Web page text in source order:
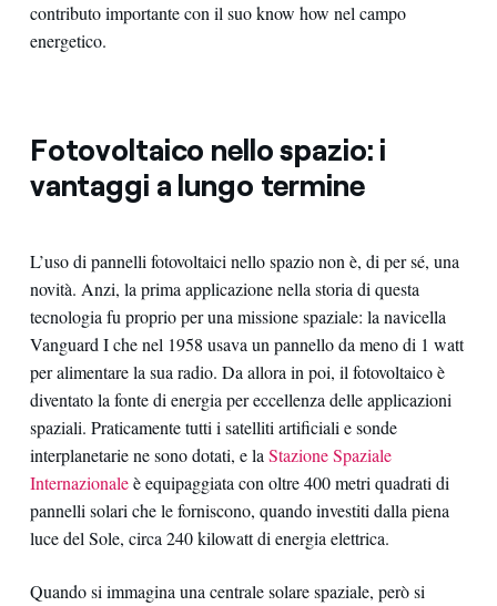
contributo importante con il suo know how nel campo
energetico.
Fotovoltaico nello spazio: i
vantaggi a lungo termine
L’uso di pannelli fotovoltaici nello spazio non è, di per sé, una
novità. Anzi, la prima applicazione nella storia di questa
tecnologia fu proprio per una missione spaziale: la navicella
Vanguard I che nel 1958 usava un pannello da meno di 1 watt
per alimentare la sua radio. Da allora in poi, il fotovoltaico è
diventato la fonte di energia per eccellenza delle applicazioni
spaziali. Praticamente tutti i satelliti artificiali e sonde
interplanetarie ne sono dotati, e laStazione Spaziale
Internazionaleè equipaggiata con oltre 400 metri quadrati di
pannelli solari che le forniscono, quando investiti dalla piena
luce del Sole, circa 240 kilowatt di energia elettrica.
Quando si immagina una centrale solare spaziale, però si